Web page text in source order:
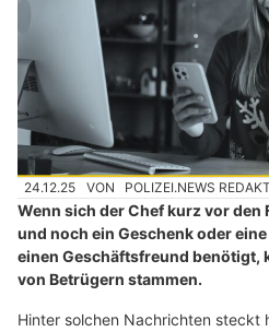
24.12.25 VON POLIZEI.NEWS
Wenn sich der Chef kurz vor den
und noch ein Geschenk oder
einen Geschäftsfreund benötigt,
von Betrügern stammen.
Hinter solchen Nachrichten steckt